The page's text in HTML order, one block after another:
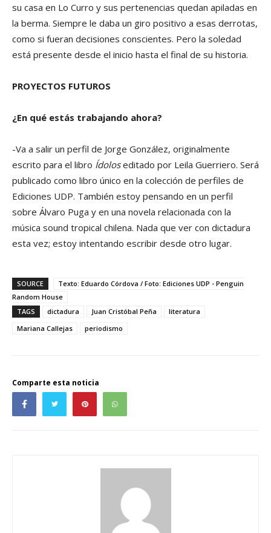
su casa en Lo Curro y sus pertenencias quedan apiladas en
la berma. Siempre le daba un giro positivo a esas derrotas,
como si fueran decisiones conscientes. Pero la soledad
está presente desde el inicio hasta el final de su historia.
PROYECTOS FUTUROS
¿En qué estás trabajando ahora?
-Va a salir un perfil de Jorge González, originalmente
escrito para el libro Ídoloseditado por Leila Guerriero. Será
publicado como libro único en la colección de perfiles de
Ediciones UDP. También estoy pensando en un perfil
sobre Álvaro Puga y en una novela relacionada con la
música sound tropical chilena. Nada que ver con dictadura
esta vez; estoy intentando escribir desde otro lugar.
SOURCE
Texto: Eduardo Córdova / Foto: Ediciones UDP - Penguin
Random House
TAGS
dictadura Juan Cristóbal Peña
literatura
Mariana Callejas
periodismo
Comparte esta noticia